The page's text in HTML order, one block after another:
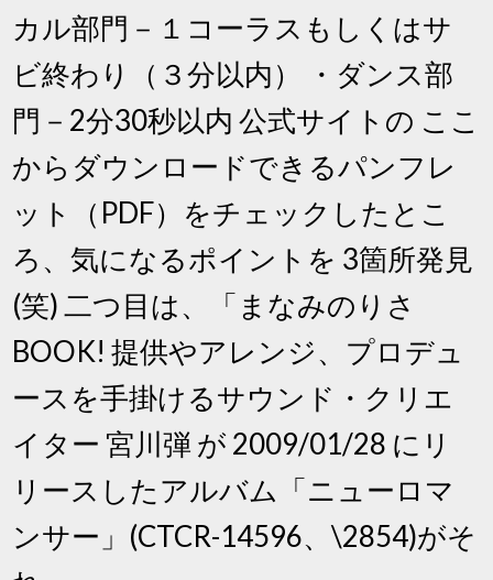
カル部門－１コーラスもしくはサ
ビ終わり（３分以内） ・ダンス部
門－2分30秒以内 公式サイトの ここ
からダウンロードできるパンフレ
ット（PDF）をチェックしたとこ
ろ、気になるポイントを 3箇所発見
(笑) 二つ目は、「まなみのりさ
BOOK! 提供やアレンジ、プロデュ
ースを手掛けるサウンド・クリエ
イター 宮川弾 が 2009/01/28 にリ
リースしたアルバム「ニューロマ
ンサー」(CTCR-14596、\2854)がそ